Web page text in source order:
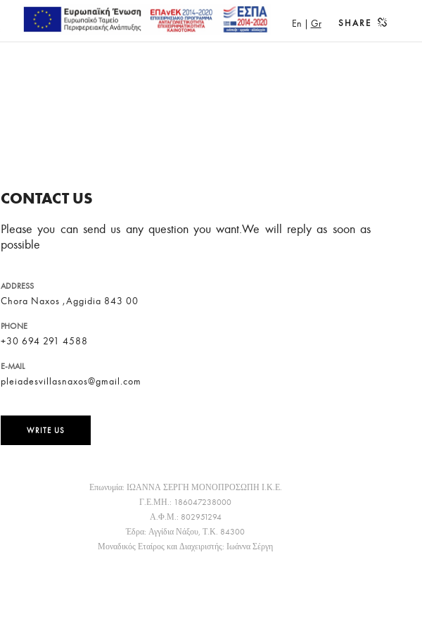
En | Gr SHARE
CONTACT US
Please you can send us any question you want.We will reply as soon as
possible
ADDRESS
Chora Naxos ,Aggidia 843 00
PHONE
+30 694 291 4588
E-MAIL
pleiadesvillasnaxos@gmail.com
WRITE US
Επωνυμία: ΙΩΑΝΝΑ ΣΕΡΓΗ ΜΟΝΟΠΡΟΣΩΠΗ Ι.Κ.Ε.
Γ.Ε.ΜΗ.: 186047238000
Α.Φ.Μ.: 802951294
Έδρα: Αγγίδια Νάξου, Τ.Κ. 84300
Μοναδικός Εταίρος και Διαχειριστής: Ιωάννα Σέργη